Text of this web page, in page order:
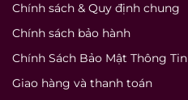
Chính sách & Quy định chung
Chính sách bảo hành
Chính Sách Bảo Mật Thông Tin
Giao hàng và thanh toán